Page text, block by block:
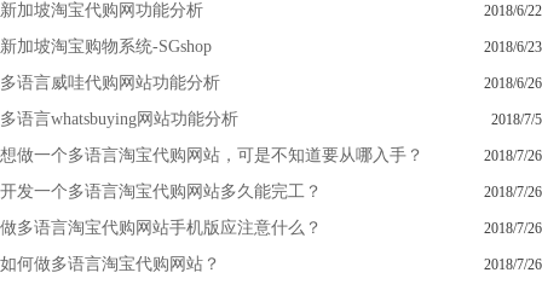
新加坡淘宝代购网功能分析 2018/6/22
新加坡淘宝购物系统-SGshop 2018/6/23
多语言威哇代购网站功能分析 2018/6/26
多语言whatsbuying网站功能分析 2018/7/5
想做一个多语言淘宝代购网站，可是不知道要从哪入手？ 2018/7/26
开发一个多语言淘宝代购网站多久能完工？ 2018/7/26
做多语言淘宝代购网站手机版应注意什么？ 2018/7/26
如何做多语言淘宝代购网站？ 2018/7/26